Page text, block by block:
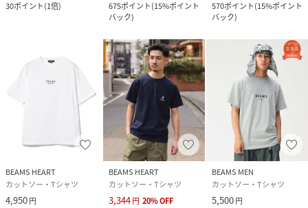
30ポイント(1倍)
675ポイント(15%ポイント
バック)
570ポイント(15%ポイント
バック)
BEAMS HEART
カットソー・Tシャツ
4,950円
BEAMS HEART
カットソー・Tシャツ
3,344円 20%OFF
BEAMS MEN
カットソー・Tシャツ
5,500円